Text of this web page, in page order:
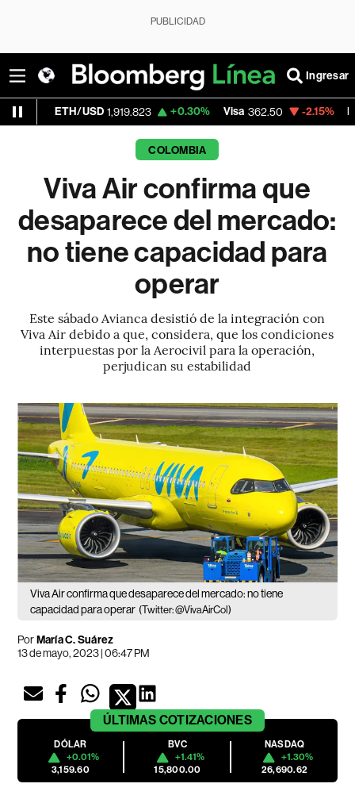
PUBLICIDAD
Ingresar
1,919.823 +0.30% Visa 362.50 -2.15%
COLOMBIA
Viva Air confirma que
desaparece del mercado:
no tiene capacidad para
operar
Este sábado Avianca desistió de la integración con
Viva Air debido a que, considera, que los condiciones
interpuestas por la Aerocivil para la operación,
perjudican su estabilidad
Viva Air confirma que desaparece del mercado: no tiene
capacidad para operar (Twitter: @VivaAirCol)
PorMaría C. Suárez
13 de mayo, 2023 | 06:47 PM
ÚLTIMAS COTIZACIONES
DÓLAR
+0.01%
3,159.60
BVC
+1.41%
15,800.00
NASDAQ
+1.30%
26,690.62